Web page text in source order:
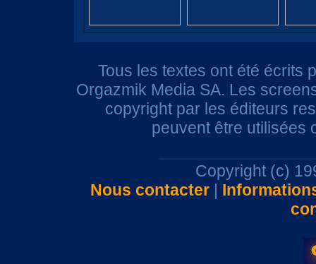
Tous les textes ont été écrits
Orgazmik Media SA. Les
copyright par les éditeurs
peuvent être utilisées
Copyright (c)
Nous contacter|